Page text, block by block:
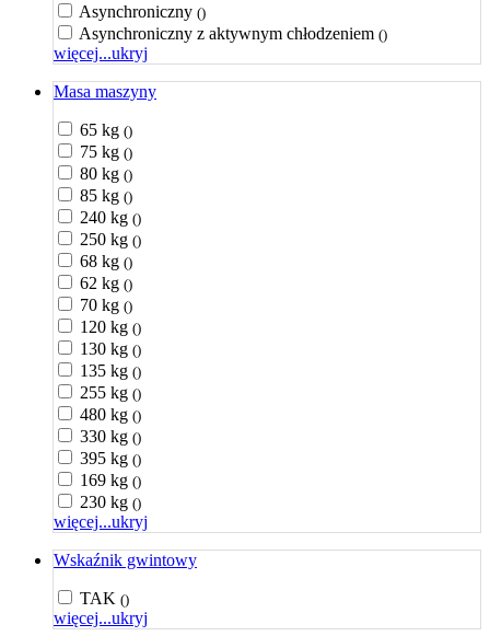
Asynchroniczny ()
Asynchroniczny z aktywnym chłodzeniem ()
więcej...ukryj
Masa maszyny
65 kg ()
75 kg ()
80 kg ()
85 kg ()
240 kg ()
250 kg ()
68 kg ()
62 kg ()
70 kg ()
120 kg ()
130 kg ()
135 kg ()
255 kg ()
480 kg ()
330 kg ()
395 kg ()
169 kg ()
230 kg ()
więcej...ukryj
Wskaźnik gwintowy
TAK ()
więcej...ukryj